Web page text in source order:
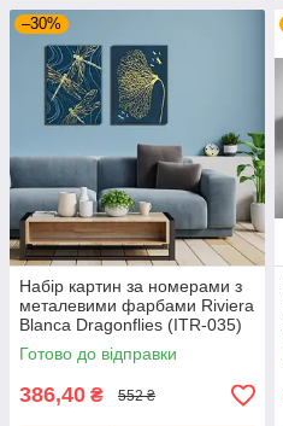
–30%
Набір картин за номерами з
металевими фарбами Riviera
Blanca Dragonflies (ITR-035)
2 шт в наборі
Готово до відправки
386,40 ₴ 552 ₴